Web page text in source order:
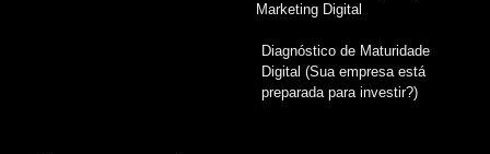
Marketing Digital
Diagnóstico de Maturidade
Digital (Sua empresa está
preparada para investir?)